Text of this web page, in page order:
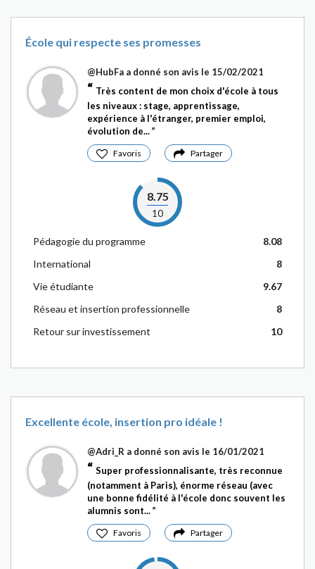
École qui respecte ses promesses
@HubFa a donné son avis le 15/02/2021
Très content de mon choix d'école à tous
les niveaux : stage, apprentissage,
expérience à l'étranger, premier emploi,
évolution de...
Favoris Partager
8.75
10
Pédagogie du programme
8.08
International
8
Vie étudiante
9.67
Réseau et insertion professionnelle
8
Retour sur investissement
10
Excellente école, insertion pro idéale !
@Adri_R a donné son avis le 16/01/2021
Super professionnalisante, très reconnue
(notamment à Paris), énorme réseau (avec
une bonne fidélité à l'école donc souvent les
alumnis sont...
Favoris Partager